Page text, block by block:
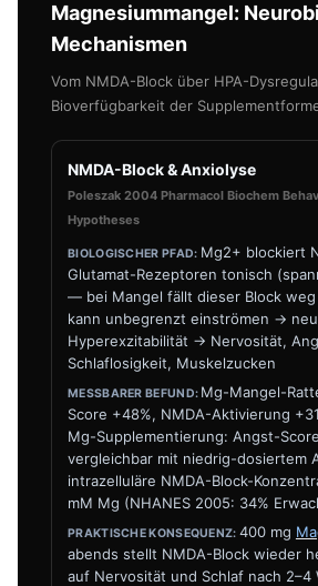
Magnesiummangel:
Mechanismen
Vom NMDA-Block über HPA-
Bioverfügbarkeit der
NMDA-Block & Anxiolyse
Poleszak 2004 Pharmacol Biochem
Hypotheses
Mg2+ blockiert
Glutamat-Rezeptoren tonisch
— bei Mangel fällt dieser Block
kann unbegrenzt einströmen →
Hyperexzitabilität → Nervosität,
Schlaflosigkeit, Muskelzucken
Mg-Mangel-
Score +48%, NMDA-Aktivierung
Mg-Supplementierung: Angst-
vergleichbar mit niedrig-dosiertem
intrazelluläre NMDA-Block-
mM Mg (NHANES 2005: 34%
400 mg
abends stellt NMDA-Block wieder
auf Nervosität und Schlaf nach 2–4